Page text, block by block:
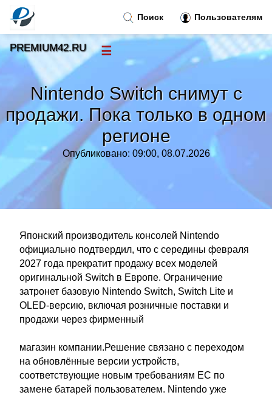
Nintendo Switch снимут с
продажи. Пока только в одном
регионе
Опубликовано: 09:00, 08.07.2026
Японский производитель консолей Nintendo
официально подтвердил, что с середины февраля
2027 года прекратит продажу всех моделей
оригинальной Switch в Европе. Ограничение
затронет базовую Nintendo Switch, Switch Lite и
OLED-версию, включая розничные поставки и
продажи через фирменный
магазин компании.Решение связано с переходом
на обновлённые версии устройств,
соответствующие новым требованиям ЕС по
замене батарей пользователем. Nintendo уже
Поиск Пользователям
PREMIUM42.RU ☰
Новости
Тренды новостей»
»
Правила »
Контакт»